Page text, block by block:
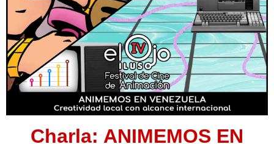
Charla: ANIMEMOS EN